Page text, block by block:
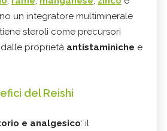
un integratore multiminerale
steroli come precursori
proprietà antistaminiche e
del Reishi
e analgesico: il